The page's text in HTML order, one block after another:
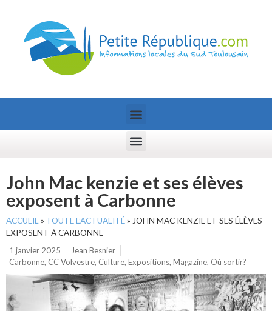
John Mac kenzie et ses élèves
exposent à Carbonne
ACCUEIL » TOUTE L’ACTUALITÉ» JOHN MAC KENZIE ET SES ÉLÈVES
EXPOSENT À CARBONNE
1 janvier 2025
Jean Besnier
Carbonne, CC Volvestre, Culture, Expositions, Magazine, Où sortir?